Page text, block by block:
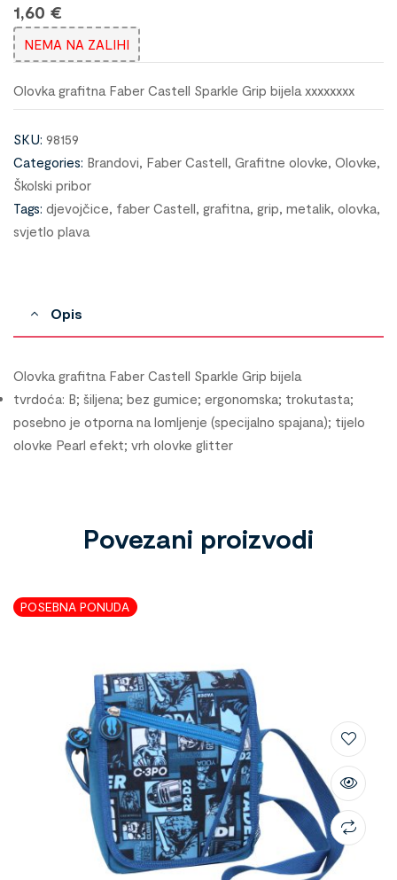
1,60 €
NEMA NA ZALIHI
Olovka grafitna Faber Castell Sparkle Grip bijela xxxxxxxx
SKU: 98159
Categories: Brandovi, Faber Castell, Grafitne olovke, Olovke,
Školski pribor
Tags: djevojčice, faber Castell, grafitna, grip, metalik, olovka,
svjetlo plava
Opis
Olovka grafitna Faber Castell Sparkle Grip bijela
tvrdoća: B; šiljena; bez gumice; ergonomska; trokutasta;
posebno je otporna na lomljenje (specijalno spajana); tijelo
olovke Pearl efekt; vrh olovke glitter
Povezani proizvodi
POSEBNA PONUDA